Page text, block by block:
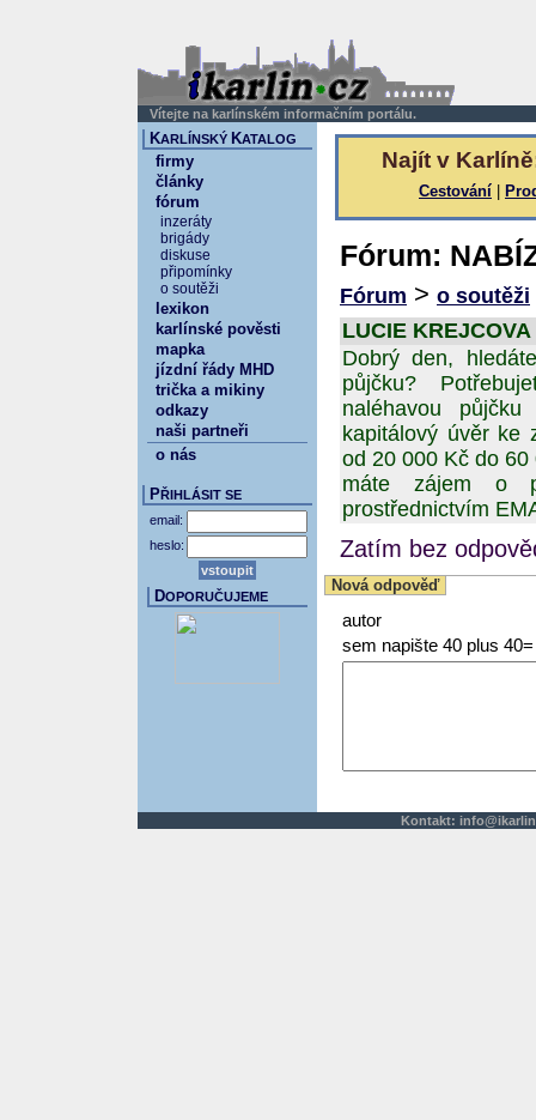
Vítejte na karlínském informačním portálu.
Najít v
Cestování
Fórum:
Fórum > o soutěži
LUCIE
Dobrý den,
půjčku?
naléhavou
kapitálový úvěr ke
od 20 000 Kč do
máte zájem o
prostřednictvím
Zatím bez
Nová odpověď
autor
sem napište 40 plus 40=
KARLÍNSKÝ KATALOG
firmy
články
fórum
inzeráty
brigády
diskuse
připomínky
o soutěži
lexikon
karlínské pověsti
mapka
jízdní řády MHD
trička a mikiny
odkazy
naši partneři
o nás
PŘIHLÁSIT SE
email:
heslo:
DOPORUČUJEME
Kontakt: